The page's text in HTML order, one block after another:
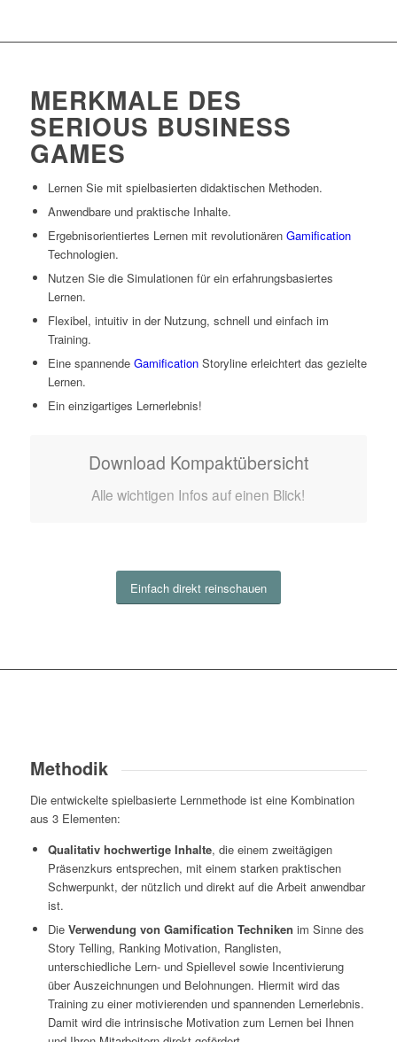
MERKMALE DES
SERIOUS BUSINESS
GAMES
Lernen Sie mit spielbasierten didaktischen Methoden.
Anwendbare und praktische Inhalte.
Ergebnisorientiertes Lernen mit revolutionären Gamification
Technologien.
Nutzen Sie die Simulationen für ein erfahrungsbasiertes
Lernen.
Flexibel, intuitiv in der Nutzung, schnell und einfach im
Training.
Eine spannende GamificationStoryline erleichtert das gezielte
Lernen.
Ein einzigartiges Lernerlebnis!
Download Kompaktübersicht
Alle wichtigen Infos auf einen Blick!
Einfach direkt reinschauen
Methodik
Die entwickelte spielbasierte Lernmethode ist eine Kombination
aus 3 Elementen:
Qualitativ hochwertige Inhalte, die einem zweitägigen
Präsenzkurs entsprechen, mit einem starken praktischen
Schwerpunkt, der nützlich und direkt auf die Arbeit anwendbar
ist.
Die Verwendung von Gamification Techniken im Sinne des
Story Telling, Ranking Motivation, Ranglisten,
unterschiedliche Lern- und Spiellevel sowie Incentivierung
über Auszeichnungen und Belohnungen. Hiermit wird das
Training zu einer motivierenden und spannenden Lernerlebnis.
Damit wird die intrinsische Motivation zum Lernen bei Ihnen